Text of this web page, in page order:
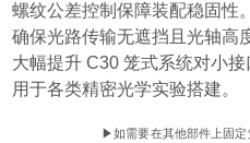
螺纹公差控制保障装配稳固性
确保光路传输无遮挡且光轴高
大幅提升 C30 笼式系统对小
用于各类精密光学实验搭建。
▶如需要在其他部件上固